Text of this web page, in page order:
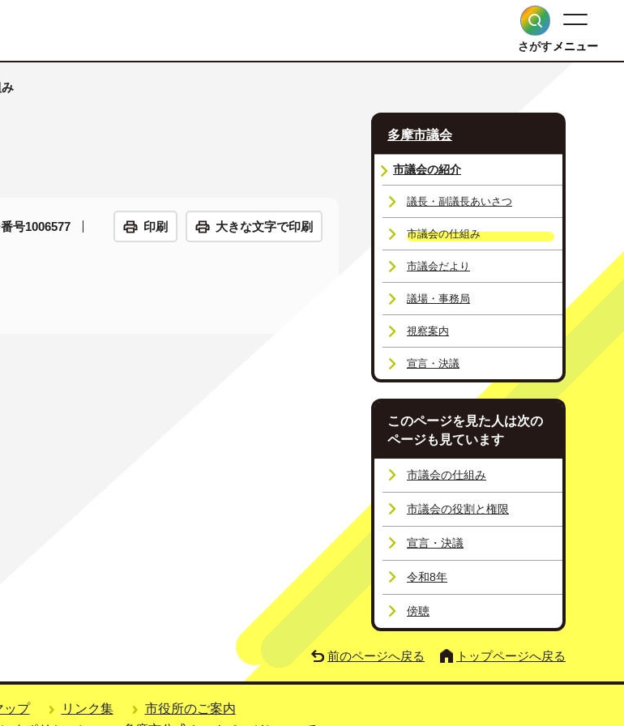
さがすメニュー
号1006577 印刷 大きな文字で印刷
多摩市議会
市議会の紹介
議長・副議長あいさつ
市議会の仕組み
市議会だより
議場・事務局
視察案内
宣言・決議
このページを見た人は次の
ページも見ています
市議会の仕組み
市議会の役割と権限
宣言・決議
令和8年
傍聴
前のページへ戻る トップページへ戻る
ップ リンク集
市役所のご案内